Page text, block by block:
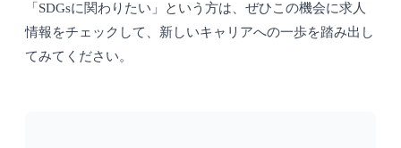
「SDGsに関わりたい」という方は、ぜひこの機会に求人
情報をチェックして、新しいキャリアへの一歩を踏み出し
てみてください。